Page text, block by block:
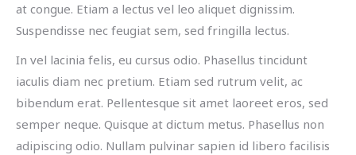
at congue. Etiam a lectus vel leo aliquet dignissim.
Suspendisse nec feugiat sem, sed fringilla lectus.
In vel lacinia felis, eu cursus odio. Phasellus tincidunt
iaculis diam nec pretium. Etiam sed rutrum velit, ac
bibendum erat. Pellentesque sit amet laoreet eros, sed
semper neque. Quisque at dictum metus. Phasellus non
adipiscing odio. Nullam pulvinar sapien id libero facilisis